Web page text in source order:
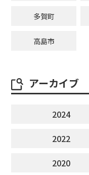
多賀町
高島市
アーカイブ
2024
2022
2020